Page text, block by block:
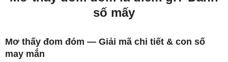
số mấy
Mơ thấy đom đóm — Giải mã chi tiết & con số
may mắn